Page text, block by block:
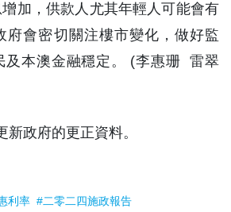
加，供款人尤其年輕人可能會有
府會密切關注樓市變化，做好監
及本澳金融穩定。 (李惠珊 雷翠
政府的更正資料。
利率 #二零二四施政報告